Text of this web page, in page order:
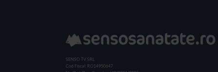
SENSO TV SRL
Cod Fiscal: RO14950647